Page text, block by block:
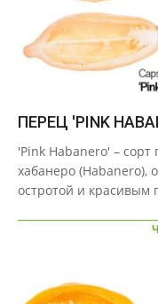
ПЕРЕЦ 'PINK
09-
28
'Pink Habanero' –
хабанеро (Habanero),
остротой и красивым